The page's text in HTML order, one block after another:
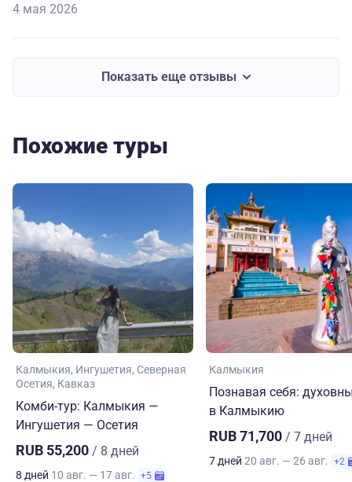
4 мая 2026
Показать еще отзывы
Похожие туры
Калмыкия Ингушетия Северная
Осетия Кавказ
Комби-тур: Калмыкия —
Ингушетия — Осетия
RUB 55,200 / 8 дней
8 дней 10 авг. — 17 авг. +5
Калмыкия
Познавая себя:
в Калмыкию
RUB 71,700 / 7 дней
7 дней 20 авг. — 26 авг. +2